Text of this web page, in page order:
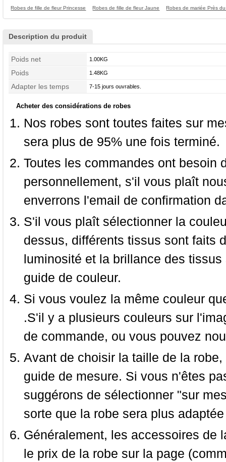
Robes de fille de fleur Princesse Robes de fille de fleur Jaune Robes de mariée Près
Description du produit
Poids net 1.00KG
Poids 1.48KG
Adapter les temps 7-15 jours ouvrables.
Acheter des considérations de robes
Nos robes sont toutes faites sur
sera plus de 95% une fois terminé.
Toutes les commandes ont besoin
personnellement, s'il vous plaît
enverrons l'email de confirmation
S'il vous plaît sélectionner la
dessus, différents tissus sont faits
luminosité et la brillance des
guide de couleur.
Si vous voulez la même couleur
.S'il y a plusieurs couleurs sur
de commande, ou vous pouvez
Avant de choisir la taille de la
guide de mesure. Si vous n'êtes
suggérons de sélectionner "sur
sorte que la robe sera plus
Généralement, les accessoires de
le prix de la robe sur la page